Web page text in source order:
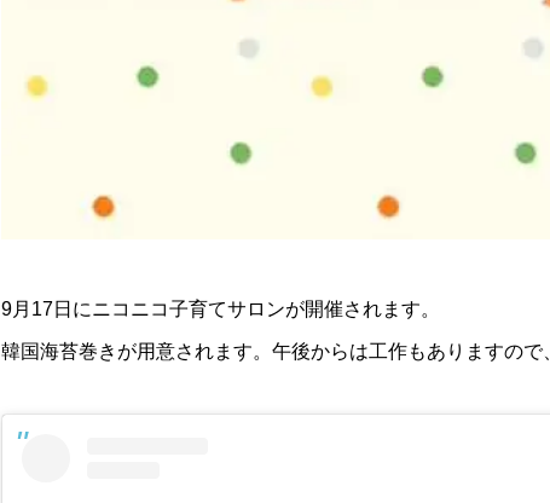
9月17日にニコニコ子育てサロンが開催されます。
韓国海苔巻きが用意されます。午後からは工作もありますので